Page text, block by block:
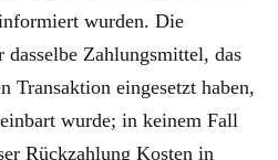
wurden. Die
Zahlungsmittel, das
Transaktion eingesetzt haben,
wurde; in keinem Fall
Rückzahlung Kosten in